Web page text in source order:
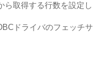
取得する行数を設定
ドライバのフェッチ